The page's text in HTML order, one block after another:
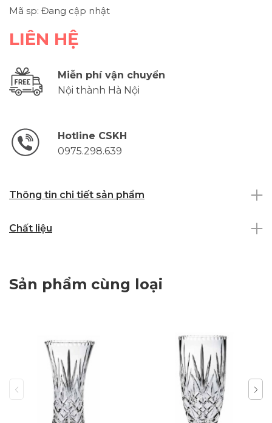
Mã sp: Đang cập nhật
LIÊN HỆ
Miễn phí vận chuyển
Nội thành Hà Nội
Hotline CSKH
0975.298.639
Thông tin chi tiết sản phẩm
Chất liệu
Sản phẩm cùng loại